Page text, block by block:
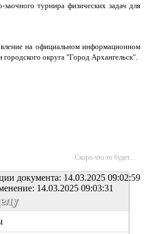
турнира физических задач для
на официальном информационном
округа "Город Архангельск".
Скоро что то будет...
документа: 14.03.2025 09:02:59
14.03.2025 09:03:31